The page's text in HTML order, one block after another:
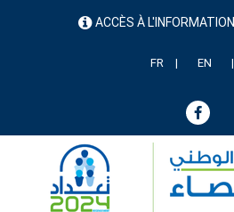
menu ACCÈS À L'INFORMATION
FR EN